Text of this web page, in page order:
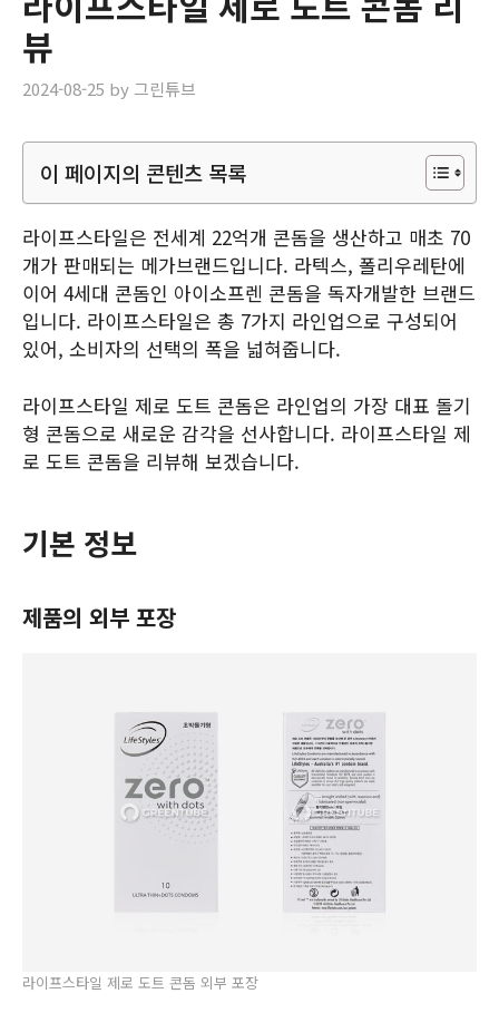
뷰
2024-08-25 by그린튜브
이 페이지의 콘텐츠 목록
라이프스타일은 전세계 22억개 콘돔을 생산하고 매초 70
개가 판매되는 메가브랜드입니다. 라텍스, 폴리우레탄에
이어 4세대 콘돔인 아이소프렌 콘돔을 독자개발한 브랜드
입니다. 라이프스타일은 총 7가지 라인업으로 구성되어
있어, 소비자의 선택의 폭을 넓혀줍니다.
라이프스타일 제로 도트 콘돔은 라인업의 가장 대표 돌기
형 콘돔으로 새로운 감각을 선사합니다. 라이프스타일 제
로 도트 콘돔을 리뷰해 보겠습니다.
기본 정보
제품의 외부 포장
라이프스타일 제로 도트 콘돔 외부 포장